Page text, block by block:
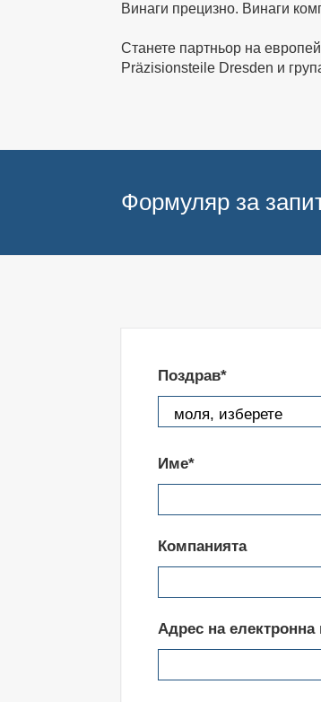
Винаги прецизно. Винаги
Станете партньор на
Präzisionsteile Dresden и
Формуляр за
Поздрав*
Име*
Компанията
Адрес на